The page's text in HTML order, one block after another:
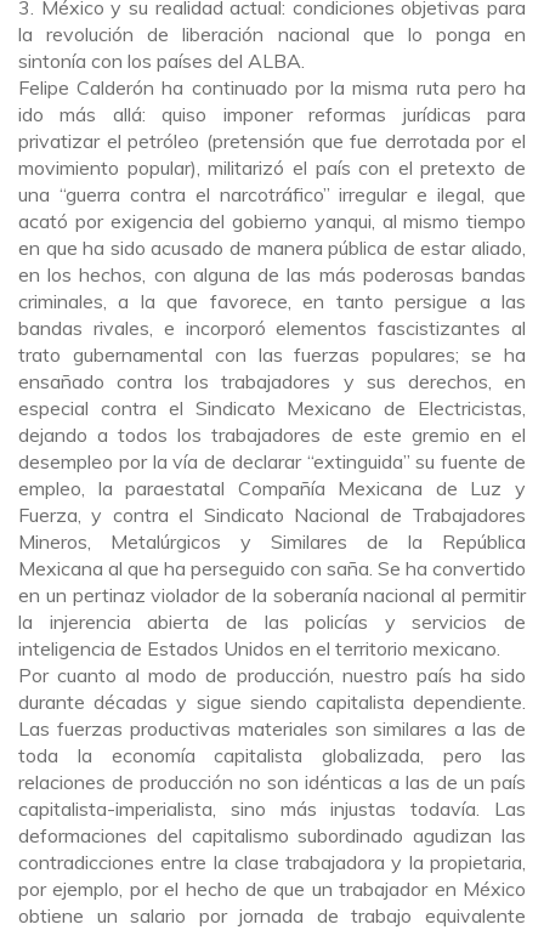
3. México y su realidad actual: condiciones objetivas para
la revolución de liberación nacional que lo ponga en
sintonía con los países del ALBA.
Felipe Calderón ha continuado por la misma ruta pero ha
ido más allá: quiso imponer reformas jurídicas para
privatizar el petróleo (pretensión que fue derrotada por el
movimiento popular), militarizó el país con el pretexto de
una “guerra contra el narcotráfico” irregular e ilegal, que
acató por exigencia del gobierno yanqui, al mismo tiempo
en que ha sido acusado de manera pública de estar aliado,
en los hechos, con alguna de las más poderosas bandas
criminales, a la que favorece, en tanto persigue a las
bandas rivales, e incorporó elementos fascistizantes al
trato gubernamental con las fuerzas populares; se ha
ensañado contra los trabajadores y sus derechos, en
especial contra el Sindicato Mexicano de Electricistas,
dejando a todos los trabajadores de este gremio en el
desempleo por la vía de declarar “extinguida” su fuente de
empleo, la paraestatal Compañía Mexicana de Luz y
Fuerza, y contra el Sindicato Nacional de Trabajadores
Mineros, Metalúrgicos y Similares de la República
Mexicana al que ha perseguido con saña. Se ha convertido
en un pertinaz violador de la soberanía nacional al permitir
la injerencia abierta de las policías y servicios de
inteligencia de Estados Unidos en el territorio mexicano.
Por cuanto al modo de producción, nuestro país ha sido
durante décadas y sigue siendo capitalista dependiente.
Las fuerzas productivas materiales son similares a las de
toda la economía capitalista globalizada, pero las
relaciones de producción no son idénticas a las de un país
capitalista-imperialista, sino más injustas todavía. Las
deformaciones del capitalismo subordinado agudizan las
contradicciones entre la clase trabajadora y la propietaria,
por ejemplo, por el hecho de que un trabajador en México
obtiene un salario por jornada de trabajo equivalente